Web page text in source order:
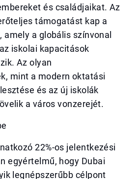
és családjaikat. Az
támogatást kap a
amely a globális színvonal
iskolai kapacitások
Az olyan
mint a modern oktatási
és az új iskolák
a város vonzerejét.
22%-os jelentkezési
egyértelmű, hogy Dubai
legnépszerűbb célpont